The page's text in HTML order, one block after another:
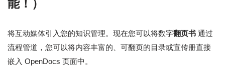
能！）
将互动媒体引入您的知识管理。现在您可以将数字翻页书 通过
流程管道，您可以将内容丰富的、可翻页的目录或宣传册直接
嵌入 OpenDocs 页面中。